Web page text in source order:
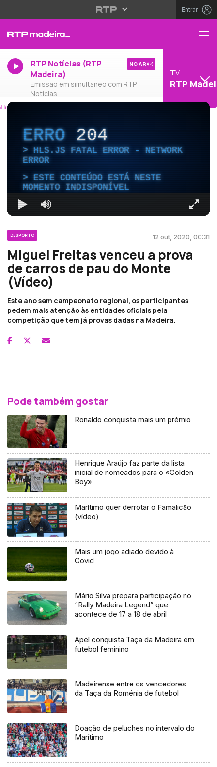
Entrar
RTP Notícias (RTP
Madeira)
Emissão em simultâneo com RTP
Notícias
NO AR
TV
RTP
ERRO204
HLS.JS FATAL ERROR - NETWORK
ERROR
ESTE CONTEÚDO ESTÁ NESTE
MOMENTO INDISPONÍVEL
DESPORTO 12 out, 2020, 00:31
Miguel Freitas venceu a prova
de carros de pau do Monte
(Vídeo)
Este ano sem campeonato regional, os participantes
pedem mais atenção às entidades oficiais pela
competição que tem já provas dadas na Madeira.
Pode também gostar
Ronaldo conquista mais um prémio
Henrique Araújo faz parte da lista
inicial de nomeados para o «Golden
Boy»
Marítimo quer derrotar o Famalicão
(vídeo)
Mais um jogo adiado devido à
Covid
Mário Silva prepara participação no
“Rally Madeira Legend” que
acontece de 17 a 18 de abril
Apel conquista Taça da Madeira em
futebol feminino
Madeirense entre os vencedores
da Taça da Roménia de futebol
Doação de peluches no intervalo do
Marítimo